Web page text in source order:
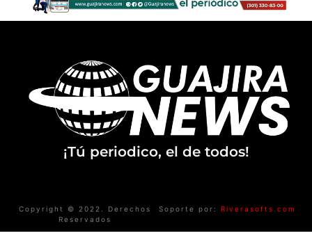
¡Tú periodico, el de todos!
Copyright © 2022. Derechos
Reservados
Soporte por: Riverasofts.com